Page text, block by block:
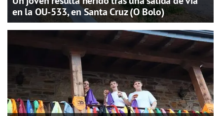
en la OU-533, en Santa Cruz (O Bolo)